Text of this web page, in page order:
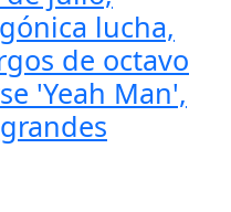
lucha,
de octavo
'Yeah Man',